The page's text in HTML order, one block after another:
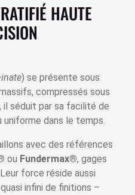
HAUTE
) se présente sous
compressés sous
il séduit par sa facilité de
dans le temps.
avec des références
ou Fundermax®, gages
force réside aussi
infini de finitions –